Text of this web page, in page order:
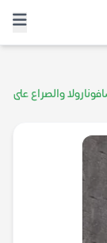
والصراع على